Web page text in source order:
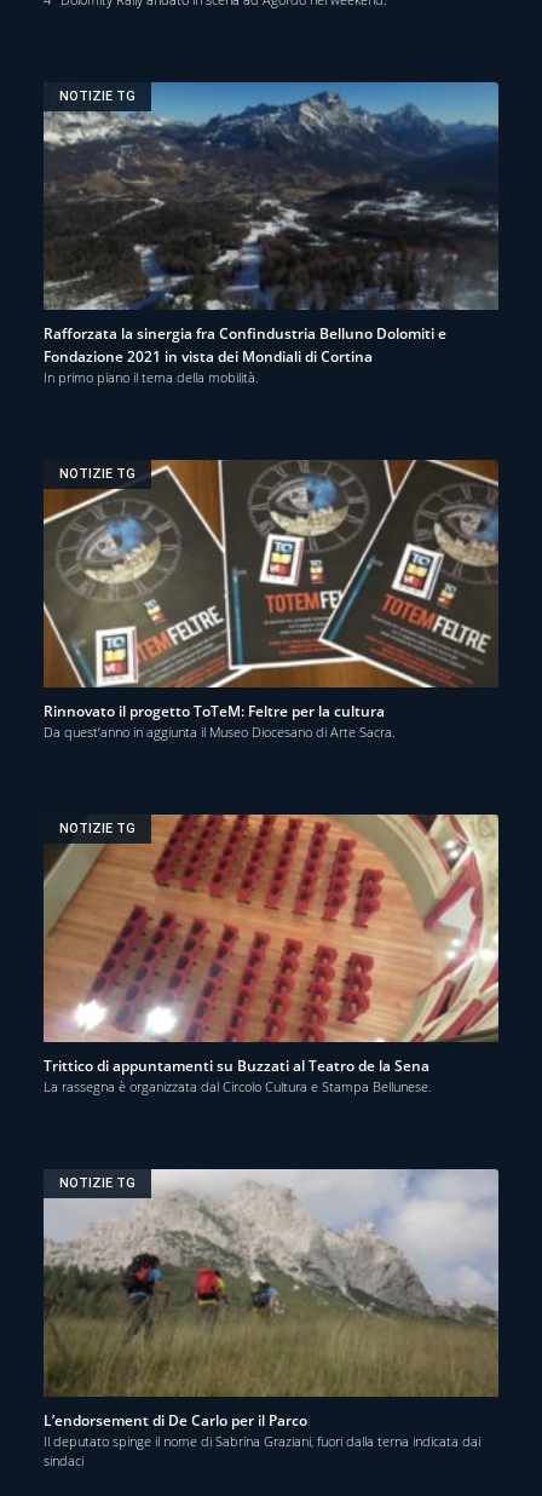
NOTIZIE TG
Rafforzata la sinergia fra Confindustria Belluno Dolomiti e
Fondazione 2021 in vista dei Mondiali di Cortina
In primo piano il tema della mobilità.
NOTIZIE TG
Rinnovato il progetto ToTeM: Feltre per la cultura
Da quest’anno in aggiunta il Museo Diocesano di Arte Sacra.
NOTIZIE TG
Trittico di appuntamenti su Buzzati al Teatro de la Sena
La rassegna è organizzata dal Circolo Cultura e Stampa Bellunese.
NOTIZIE TG
L’endorsement di De Carlo per il Parco
Il deputato spinge il nome di Sabrina Graziani, fuori dalla terna indicata dai
sindaci